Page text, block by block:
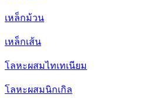
เหล็กม้วน
เหล็กเส้น
โลหะผสมไทเทเนียม
โลหะผสมนิกเกิล